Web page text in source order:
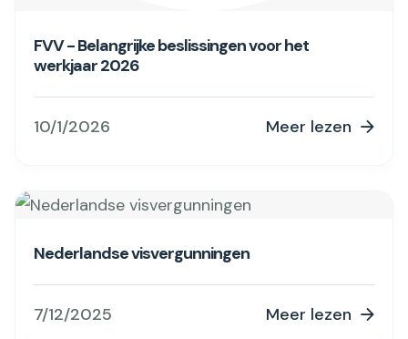
FVV - Belangrijke beslissingen voor het
werkjaar 2026
10/1/2026 Meer lezen 
Nederlandse visvergunningen
7/12/2025 Meer lezen 